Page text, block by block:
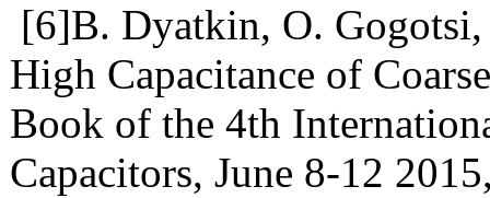
[6]B. Dyatkin, O.
High Capacitance of
Book of the 4th
Capacitors, June 8-12